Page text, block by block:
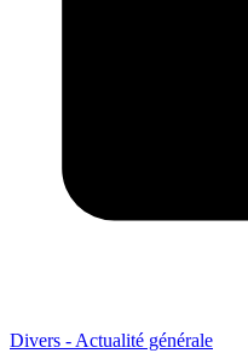
Divers - Actualité générale